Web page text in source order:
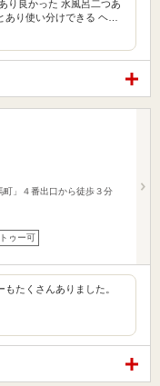
り良かった 水風呂二つあ
あり使い分けできる ヘ…
」４番出口から徒歩３分
ゥー可
たくさんありました。